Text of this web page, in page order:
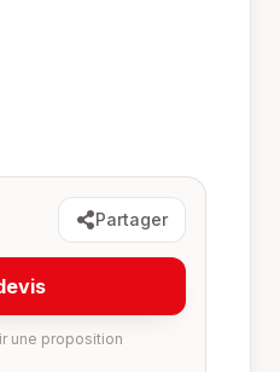
Partager
une proposition